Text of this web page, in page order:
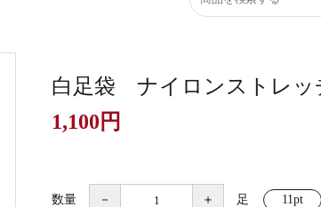
各派共通
白足袋 ナイロンストレッ
1,100円
数量 － ＋ 足 11pt